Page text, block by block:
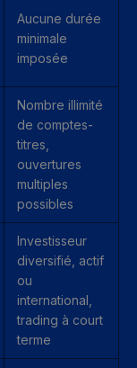
Aucune durée
minimale
imposée
Nombre illimité
de comptes-
titres,
ouvertures
multiples
possibles
Investisseur
diversifié, actif
ou
international,
trading à court
terme